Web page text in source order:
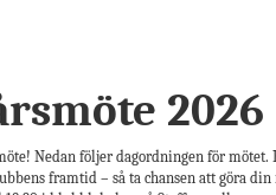
2026
Nedan följer dagordningen för mötet.
framtid – så ta chansen att göra din